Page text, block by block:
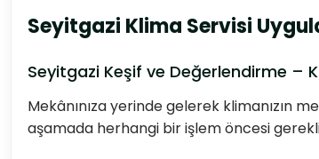
Seyitgazi Klima Servisi
Seyitgazi Keşif ve Değerlendirme –
Mekânınıza yerinde gelerek klimanızın
aşamada herhangi bir işlem öncesi